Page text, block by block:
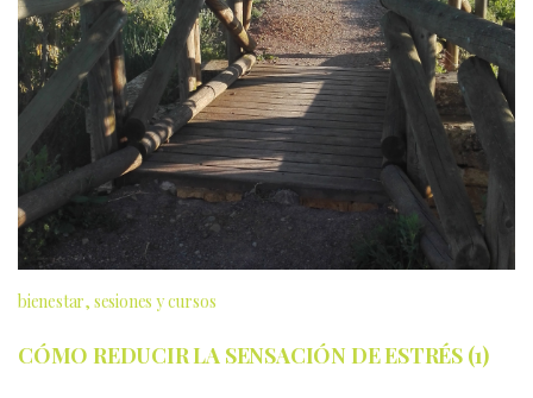
bienestar sesiones y cursos
CÓMO REDUCIR LA SENSACIÓN DE ESTRÉS (1)